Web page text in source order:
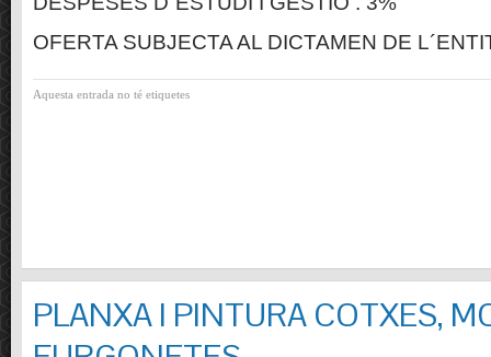
OFERTA SUBJECTA AL DICTAMEN DE
Aquesta entrada no té etiquetes
PLANXA I PINTURA COTXES,